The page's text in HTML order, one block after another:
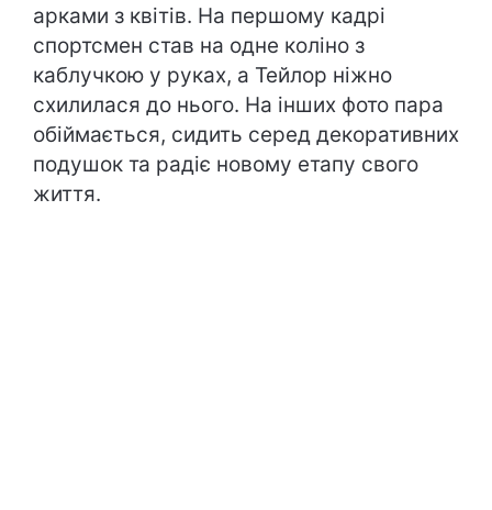
арками з квітів. На першому кадрі
спортсмен став на одне коліно з
каблучкою у руках, а Тейлор ніжно
схилилася до нього. На інших фото пара
обіймається, сидить серед декоративних
подушок та радіє новому етапу свого
життя.